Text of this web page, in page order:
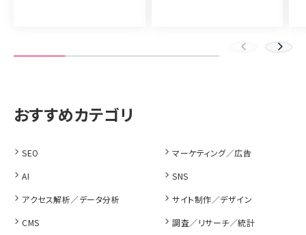
SEO
マーケティング／広告
AI
SNS
アクセス解析／データ分析
サイト制作／デザイン
CMS
調査／リサーチ／統計